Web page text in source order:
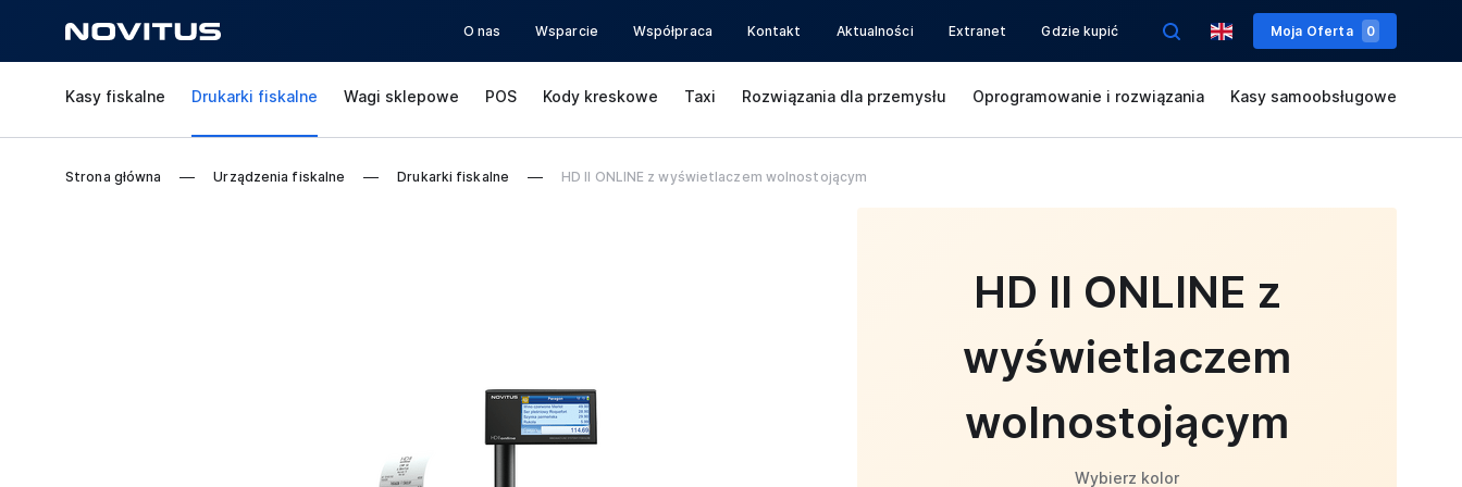
O nas Wsparcie Współpraca Kontakt Aktualności Extranet Gdzie kupić Moja Oferta 0
Kasy fiskalne Drukarki fiskalne Wagi sklepowe POS Kody kreskowe Taxi Rozwiązania dla przemysłu Oprogramowanie i rozwiązania Kasy samoobsługowe
Strona główna Urządzenia fiskalne Drukarki fiskalne HD II ONLINE z wyświetlaczem wolnostojącym
HD II ONLINE z
wyświetlaczem
wolnostojącym
Wybierz kolor